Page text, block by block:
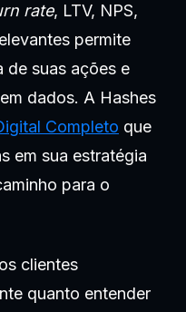
rate, LTV, NPS,
permite
de suas ações e
dados. A Hashes
Completo que
em sua estratégia
para o
clientes
quanto entender